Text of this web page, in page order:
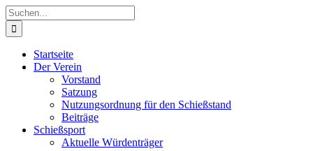
Zum
Inhalt
springen
Suche
nach:
Startseite
Der Verein
Vorstand
Satzung
Nutzungsordnung für den Schießstand
Beiträge
Schießsport
Aktuelle Würdenträger